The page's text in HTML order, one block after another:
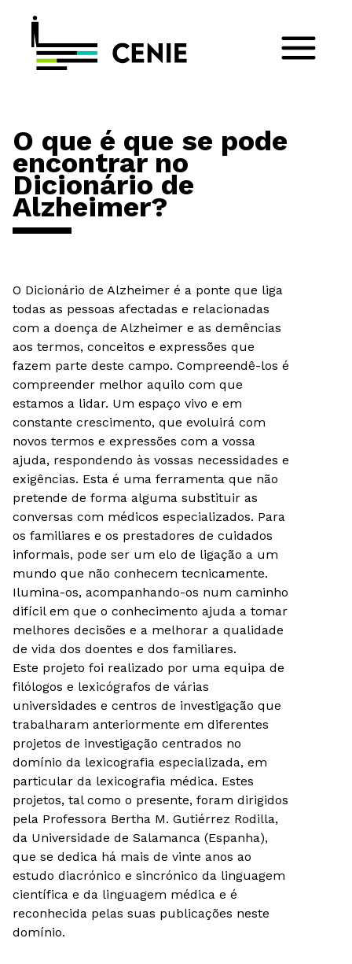
O que é que se pode
encontrar no
Dicionário de
Alzheimer?
O Dicionário de Alzheimer é a ponte que liga
todas as pessoas afectadas e relacionadas
com a doença de Alzheimer e as demências
aos termos, conceitos e expressões que
fazem parte deste campo. Compreendê-los é
compreender melhor aquilo com que
estamos a lidar. Um espaço vivo e em
constante crescimento, que evoluirá com
novos termos e expressões com a vossa
ajuda, respondendo às vossas necessidades e
exigências. Esta é uma ferramenta que não
pretende de forma alguma substituir as
conversas com médicos especializados. Para
os familiares e os prestadores de cuidados
informais, pode ser um elo de ligação a um
mundo que não conhecem tecnicamente.
Ilumina-os, acompanhando-os num caminho
difícil em que o conhecimento ajuda a tomar
melhores decisões e a melhorar a qualidade
de vida dos doentes e dos familiares.
Este projeto foi realizado por uma equipa de
filólogos e lexicógrafos de várias
universidades e centros de investigação que
trabalharam anteriormente em diferentes
projetos de investigação centrados no
domínio da lexicografia especializada, em
particular da lexicografia médica. Estes
projetos, tal como o presente, foram dirigidos
pela Professora Bertha M. Gutiérrez Rodilla,
da Universidade de Salamanca (Espanha),
que se dedica há mais de vinte anos ao
estudo diacrónico e sincrónico da linguagem
científica e da linguagem médica e é
reconhecida pelas suas publicações neste
domínio.